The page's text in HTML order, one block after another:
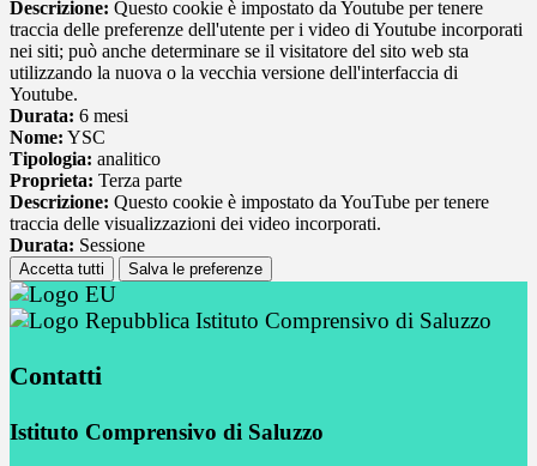
Descrizione: Questo cookie è impostato da Youtube per tenere
traccia delle preferenze dell'utente per i video di Youtube incorporati
nei siti; può anche determinare se il visitatore del sito web sta
utilizzando la nuova o la vecchia versione dell'interfaccia di
Youtube.
Durata: 6 mesi
Nome: YSC
Tipologia: analitico
Proprieta: Terza parte
Descrizione: Questo cookie è impostato da YouTube per tenere
traccia delle visualizzazioni dei video incorporati.
Durata: Sessione
Accetta tutti Salva le preferenze
Istituto Comprensivo di Saluzzo
Contatti
Istituto Comprensivo di Saluzzo